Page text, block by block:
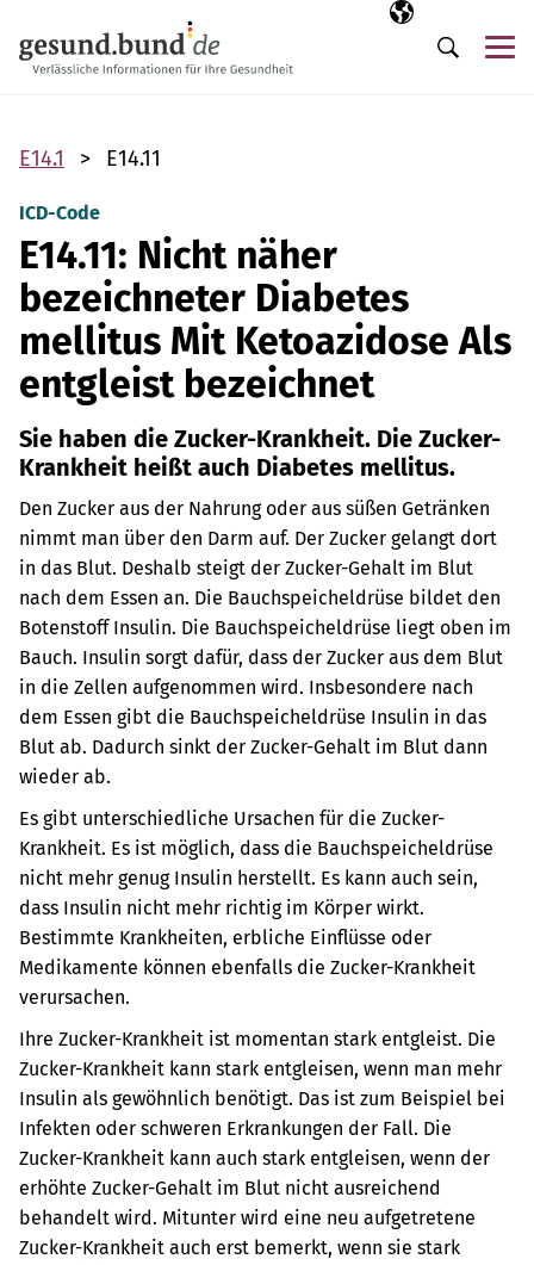
Ausgewählte
DE
Suche
E14.1 E14.11
ICD-Code
E14.11: Nicht näher
bezeichneter Diabetes
mellitus Mit Ketoazidose Als
entgleist bezeichnet
Sie haben die Zucker-Krankheit. Die Zucker-
Krankheit heißt auch Diabetes mellitus.
Den Zucker aus der Nahrung oder aus süßen Getränken
nimmt man über den Darm auf. Der Zucker gelangt dort
in das Blut. Deshalb steigt der Zucker-Gehalt im Blut
nach dem Essen an. Die Bauchspeicheldrüse bildet den
Botenstoff Insulin. Die Bauchspeicheldrüse liegt oben im
Bauch. Insulin sorgt dafür, dass der Zucker aus dem Blut
in die Zellen aufgenommen wird. Insbesondere nach
dem Essen gibt die Bauchspeicheldrüse Insulin in das
Blut ab. Dadurch sinkt der Zucker-Gehalt im Blut dann
wieder ab.
Es gibt unterschiedliche Ursachen für die Zucker-
Krankheit. Es ist möglich, dass die Bauchspeicheldrüse
nicht mehr genug Insulin herstellt. Es kann auch sein,
dass Insulin nicht mehr richtig im Körper wirkt.
Bestimmte Krankheiten, erbliche Einflüsse oder
Medikamente können ebenfalls die Zucker-Krankheit
verursachen.
Ihre Zucker-Krankheit ist momentan stark entgleist. Die
Zucker-Krankheit kann stark entgleisen, wenn man mehr
Insulin als gewöhnlich benötigt. Das ist zum Beispiel bei
Infekten oder schweren Erkrankungen der Fall. Die
Zucker-Krankheit kann auch stark entgleisen, wenn der
erhöhte Zucker-Gehalt im Blut nicht ausreichend
behandelt wird. Mitunter wird eine neu aufgetretene
Zucker-Krankheit auch erst bemerkt, wenn sie stark